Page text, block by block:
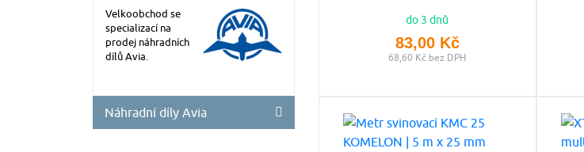
Velkoobchod se
specializací na
prodej náhradních
dílů Avia.
Náhradní díly Avia
do 3 dnů
83,00 Kč
68,60 Kč bez DPH